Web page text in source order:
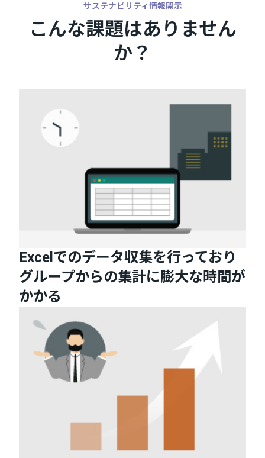
サステナビリティ情報開示
こんな課題はありません
か？
Excelでのデータ収集を行っており
グループからの集計に膨大な時間が
かかる